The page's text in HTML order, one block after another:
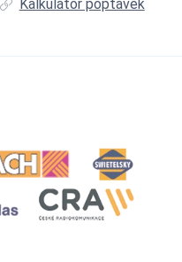
Kalkulátor poptávek